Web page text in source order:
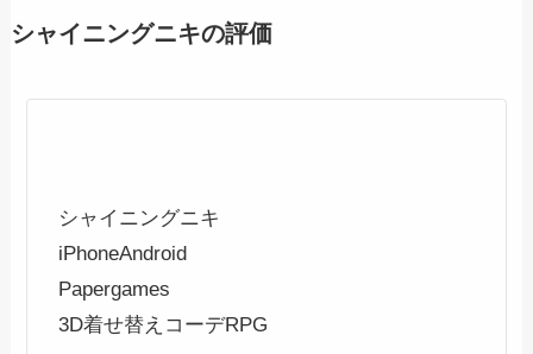
シャイニングニキの評価
シャイニングニキ
iPhoneAndroid
Papergames
3D着せ替えコーデRPG